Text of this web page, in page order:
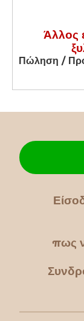
Άλλος
Πώληση /
πως